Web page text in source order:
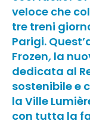
veloce che
tre treni
Parigi.
Frozen, la
dedicata al
sostenibile e
la Ville
con tutta la